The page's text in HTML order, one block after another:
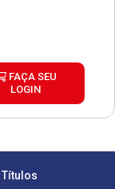
FAÇA SEU
LOGIN
Títulos